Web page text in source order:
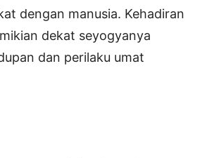
dengan manusia. Kehadiran
dekat seyogyanya
dan perilaku umat